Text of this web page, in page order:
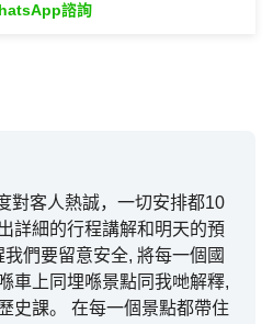
諮詢
對客人熱誠，一切安排都10
詳細的行程講解和明天的預
車上同埋喺景點同我哋解釋,
史課。 在每一個景點都帶住